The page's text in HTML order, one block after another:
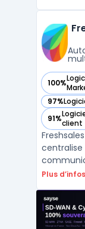
100%
— voir
97%
— voir
91%client
— voir
interface
vente
pipeline
des
Plus d’infos